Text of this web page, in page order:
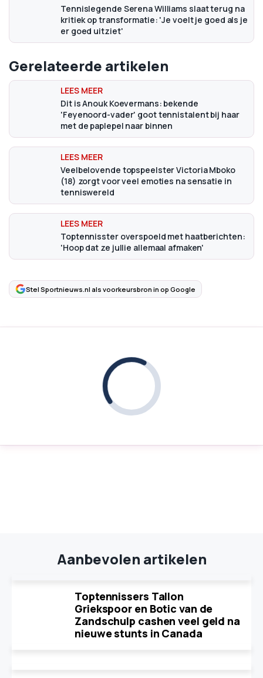
Tennislegende Serena Williams slaat terug na
kritiek op transformatie: 'Je voelt je goed als je
er goed uitziet'
Gerelateerde artikelen
Dit is Anouk Koevermans: bekende
'Feyenoord-vader' goot tennistalent bij haar
met de paplepel naar binnen
Veelbelovende topspeelster Victoria Mboko
(18) zorgt voor veel emoties na sensatie in
tenniswereld
Toptennisster overspoeld met haatberichten:
'Hoop dat ze jullie allemaal afmaken'
Stel Sportnieuws.nl als voorkeursbron in op Google
Aanbevolen artikelen
Toptennissers Tallon
Griekspoor en Botic van de
Zandschulp cashen veel geld na
nieuwe stunts in Canada